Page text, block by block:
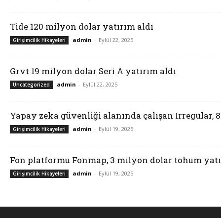
Tide 120 milyon dolar yatırım aldı
Girişimcilik Hikayeleri admin - Eylül 22, 2025
Grvt 19 milyon dolar Seri A yatırım aldı
Uncategorized admin - Eylül 22, 2025
Yapay zeka güvenliği alanında çalışan Irregular,
Girişimcilik Hikayeleri admin - Eylül 19, 2025
Fon platformu Fonmap, 3 milyon dolar tohum
Girişimcilik Hikayeleri admin - Eylül 19, 2025